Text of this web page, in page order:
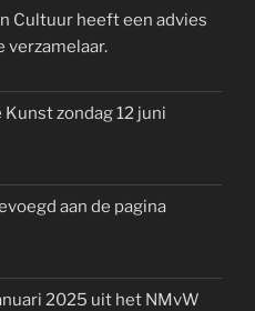
Cultuur heeft een advies
verzamelaar.
zondag 12 juni
aan de pagina
2025 uit het NMvW